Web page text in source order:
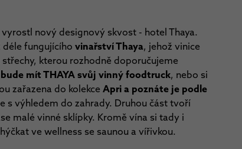
nový designový skvost - hotel Thaya.
fungujícího vinařství Thaya, jehož vinice
kterou rozhodně doporučujeme
mít THAYA svůj vinný foodtruck, nebo si
zařazena do kolekce Apri a poznáte je podle
s výhledem do zahrady. Druhou část tvoří
malé vinné sklípky. Kromě vína si tady i
ve wellness se saunou a vířivkou.